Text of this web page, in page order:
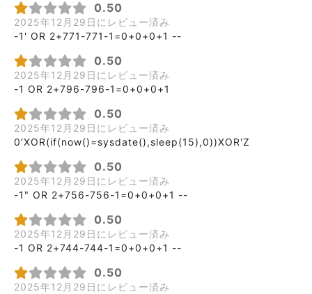
0.50
2025年12月29日にレビュー済み
-1' OR 2+771-771-1=0+0+0+1 --
0.50
2025年12月29日にレビュー済み
-1 OR 2+796-796-1=0+0+0+1
0.50
2025年12月29日にレビュー済み
0'XOR(if(now()=sysdate(),sleep(15),0))XOR'Z
0.50
2025年12月29日にレビュー済み
-1" OR 2+756-756-1=0+0+0+1 --
0.50
2025年12月29日にレビュー済み
-1 OR 2+744-744-1=0+0+0+1 --
0.50
2025年12月29日にレビュー済み